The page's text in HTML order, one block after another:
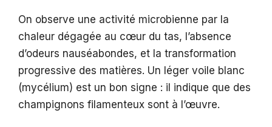
On observe une activité microbienne par la
chaleur dégagée au cœur du tas, l’absence
d’odeurs nauséabondes, et la transformation
progressive des matières. Un léger voile blanc
(mycélium) est un bon signe : il indique que des
champignons filamenteux sont à l’œuvre.